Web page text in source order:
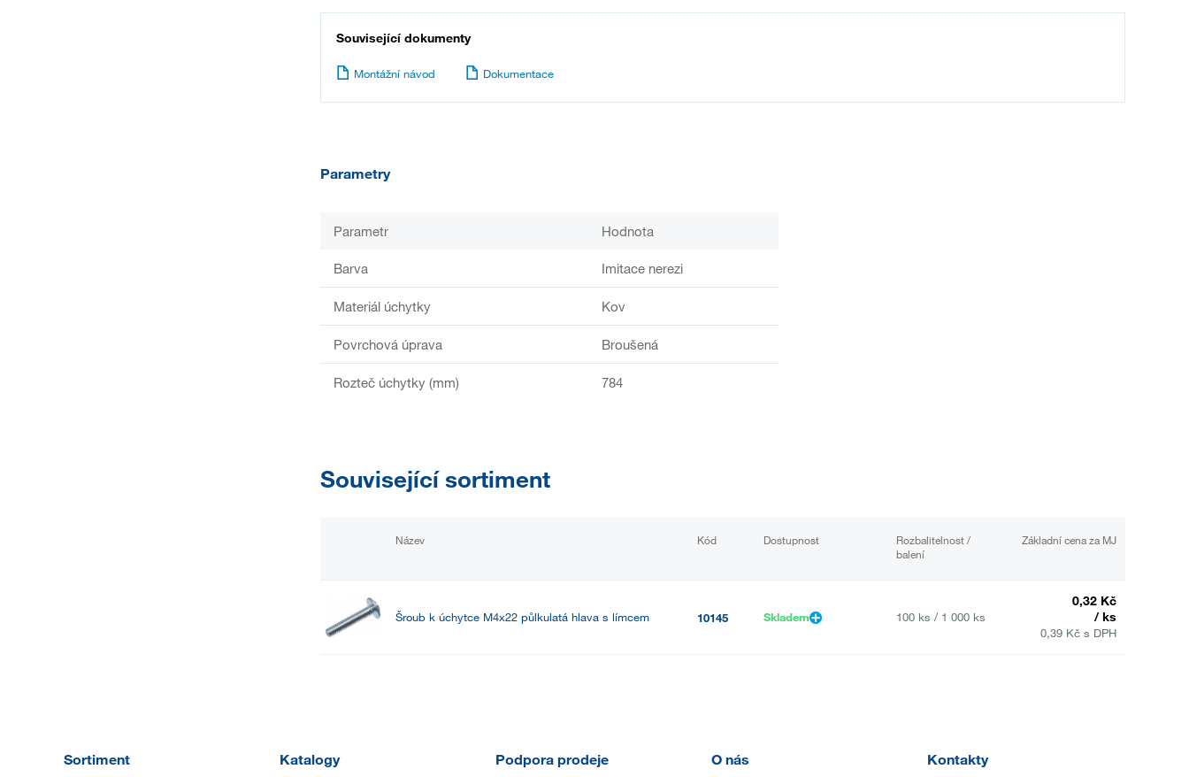
Související dokumenty
Montážní návod Dokumentace
Parametry
Parametr Hodnota
Barva Imitace nerezi
Materiál úchytky Kov
Povrchová úprava Broušená
Rozteč úchytky (mm) 784
Související sortiment
Název Kód Dostupnost
Rozbalitelnost /
balení
Základní cena za MJ
Šroub k úchytce M4x22 půlkulatá hlava s límcem 10145 Skladem 100 ks / 1 000 ks
0,32 Kč
/ ks
0,39 Kč s DPH
Sortiment Katalogy Podpora prodeje O nás Kontakty